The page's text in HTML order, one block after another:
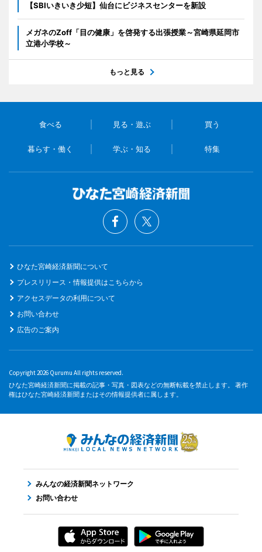
【SBIいきいき少短】仙台にビジネスセンターを新設
メガネのZoff「目の健康」を啓発する出張授業～宮崎県延岡市
立港小学校～
もっと見る
食べる 見る・遊ぶ 買う
暮らす・働く 学ぶ・知る 特集
ひなた宮崎経済新聞について
プレスリリース・情報提供はこちらから
アクセスデータの利用について
お問い合わせ
広告のご案内
Copyright 2026 Qurumu All rights reserved.
ひなた宮崎経済新聞に掲載の記事・写真・図表などの無断転載を禁止します。 著作
権はひなた宮崎経済新聞またはその情報提供者に属します。
みんなの経済新聞ネットワーク
お問い合わせ